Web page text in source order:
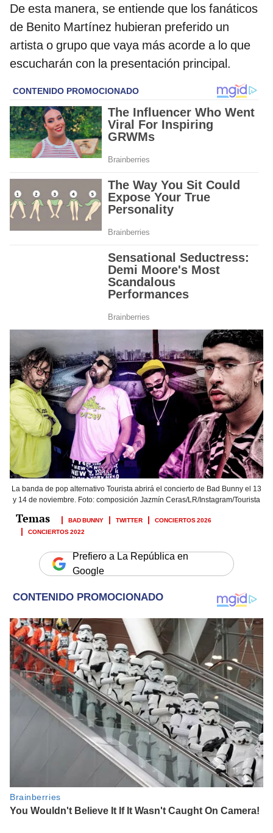
De esta manera, se entiende que los fanáticos
de Benito Martínez hubieran preferido un
artista o grupo que vaya más acorde a lo que
escucharán con la presentación principal.
La banda de pop alternativo Tourista abrirá el concierto de Bad Bunny el 13
y 14 de noviembre. Foto: composición Jazmín Ceras/LR/Instagram/Tourista
BAD BUNNY TWITTER
CONCIERTOS 2026
CONCIERTOS 2022
Prefiero a La República en
Google